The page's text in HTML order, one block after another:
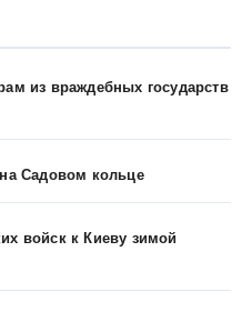
из враждебных государств
Садовом кольце
войск к Киеву зимой